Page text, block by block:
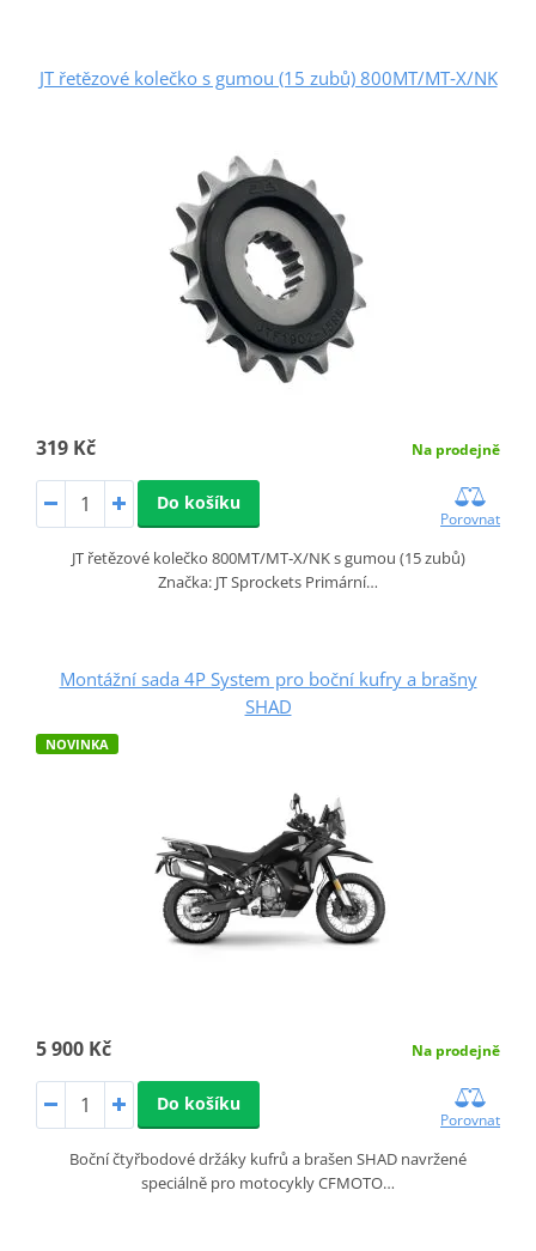
JT řetězové kolečko s gumou (15 zubů) 800MT/MT‑X/NK
319 Kč Na prodejně
Do košíku
Porovnat
JT řetězové kolečko 800MT/MT‑X/NK s gumou (15 zubů)
Značka: JT Sprockets Primární…
Montážní sada 4P System pro boční kufry a brašny
SHAD
NOVINKA
5 900 Kč Na prodejně
Do košíku
Porovnat
Boční čtyřbodové držáky kufrů a brašen SHAD navržené
speciálně pro motocykly CFMOTO…